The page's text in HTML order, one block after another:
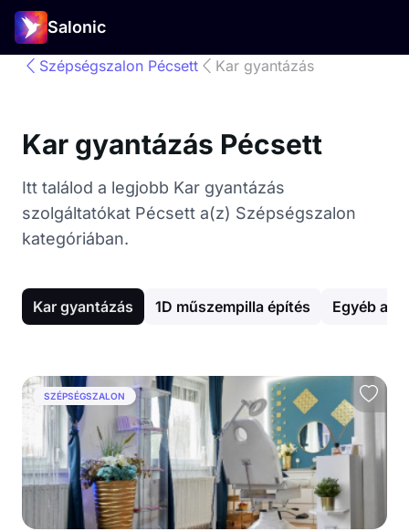
Salonic
Szépségszalon Pécsett Kar gyantázás
Kar gyantázás Pécsett
Itt találod a legjobb Kar gyantázás
szolgáltatókat Pécsett a(z) Szépségszalon
kategóriában.
Kar gyantázás 1D műszempilla építés Egyéb
SZÉPSÉGSZALON